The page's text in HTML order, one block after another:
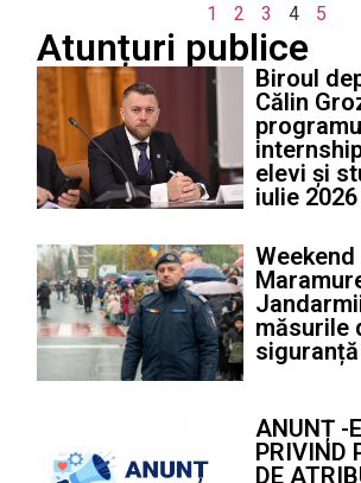
1 2 3 4 5
Atunțuri publice
Biroul
Călin
elevi și
iulie 2026
Weekend
măsurile
siguranță
ANUNȚ -
PRIVIND
DE